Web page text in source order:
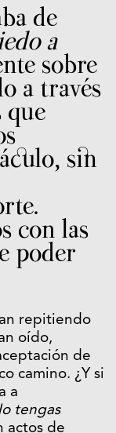
de
a
sobre
a través
que
sin
con las
poder
repitiendo
oído,
de
camino. ¿Y si
a
tengas
actos de